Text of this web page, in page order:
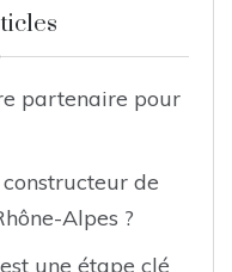
partenaire pour
de
Alpes ?
une étape clé